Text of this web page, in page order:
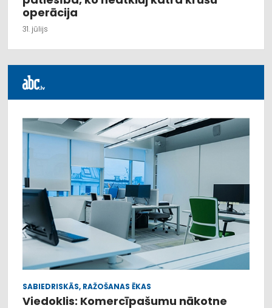
operācija
31. jūlijs
SABIEDRISKĀS, RAŽOŠANAS ĒKAS
Viedoklis: Komercīpašumu nākotne